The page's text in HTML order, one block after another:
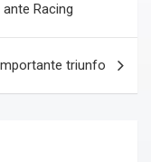
Racing
triunfo